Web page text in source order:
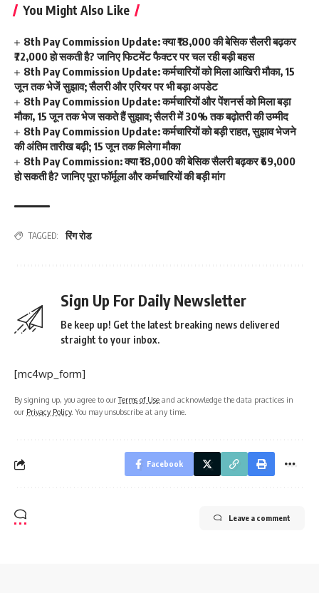
You Might Also Like
8th Pay Commission Update: क्या ₹18,000 की बेसिक सैलरी बढ़कर
₹72,000 हो सकती है? जानिए फिटमेंट फैक्टर पर चल रही बड़ी बहस
8th Pay Commission Update: कर्मचारियों को मिला आखिरी मौका, 15
जून तक भेजें सुझाव; सैलरी और एरियर पर भी बड़ा अपडेट
8th Pay Commission Update: कर्मचारियों और पेंशनर्स को मिला बड़ा
मौका, 15 जून तक भेज सकते हैं सुझाव; सैलरी में 30% तक बढ़ोतरी की उम्मीद
8th Pay Commission Update: कर्मचारियों को बड़ी राहत, सुझाव भेजने
की अंतिम तारीख बढ़ी; 15 जून तक मिलेगा मौका
8th Pay Commission: क्या ₹18,000 की बेसिक सैलरी बढ़कर ₹69,000
हो सकती है? जानिए पूरा फॉर्मूला और कर्मचारियों की बड़ी मांग
TAGGED: रिंग रोड
Sign Up For Daily Newsletter
Be keep up! Get the latest breaking news delivered
straight to your inbox.
[mc4wp_form]
By signing up, you agree to ourTerms of Use and acknowledge the data practices in
our Privacy Policy. You may unsubscribe at any time.
Facebook
Leave a comment